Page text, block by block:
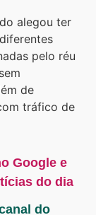
alegou ter
pelo réu
de
tráfico de
Google e
do dia
do